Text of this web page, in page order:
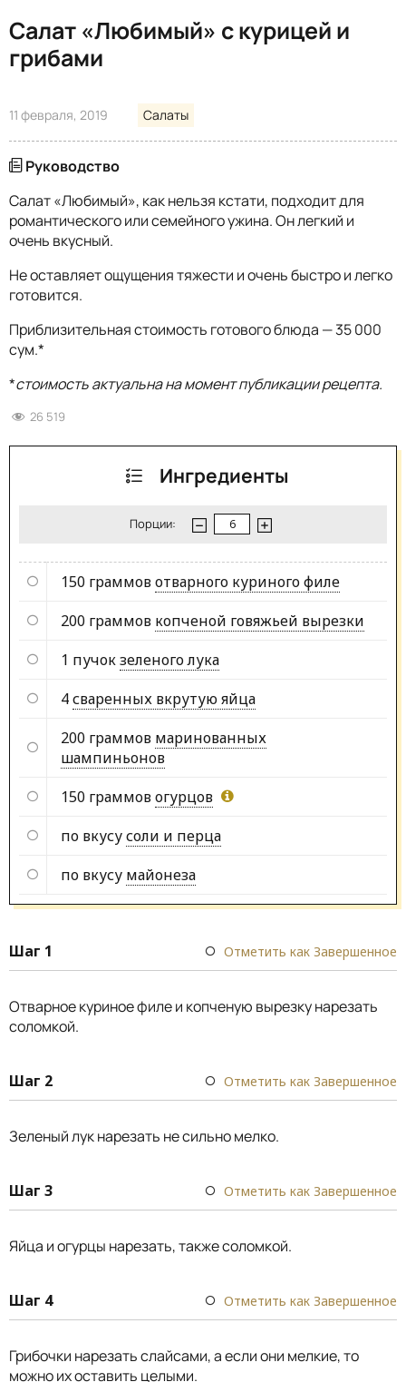
Салат «Любимый» с курицей и
грибами
11 февраля, 2019 Салаты
Руководство
Салат «Любимый», как нельзя кстати, подходит для
романтического или семейного ужина. Он легкий и
очень вкусный.
Не оставляет ощущения тяжести и очень быстро и легко
готовится.
Приблизительная стоимость готового блюда — 35 000
сум.*
*стоимость актуальна на момент публикации рецепта.
26 519
Ингредиенты
Порции:
150 граммовотварного куриного филе
200 граммов копченой говяжьей вырезки
1 пучокзеленого лука
4сваренных вкрутую яйца
200 граммов маринованных
шампиньонов
150 граммовогурцов
по вкусусоли и перца
по вкусу майонеза
Шаг 1 Отметить как Завершенное
Отварное куриное филе и копченую вырезку нарезать
соломкой.
Шаг 2 Отметить как Завершенное
Зеленый лук нарезать не сильно мелко.
Шаг 3 Отметить как Завершенное
Яйца и огурцы нарезать, также соломкой.
Шаг 4 Отметить как Завершенное
Грибочки нарезать слайсами, а если они мелкие, то
можно их оставить целыми.